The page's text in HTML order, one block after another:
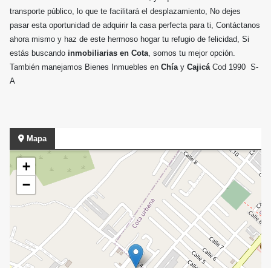
transporte público, lo que te facilitará el desplazamiento, No dejes
pasar esta oportunidad de adquirir la casa perfecta para ti, Contáctanos
ahora mismo y haz de este hermoso hogar tu refugio de felicidad, Si
estás buscando inmobiliarias en Cota, somos tu mejor opción.
También manejamos Bienes Inmuebles en Chíay CajicáCod 1990 S-
A
Mapa
+
−